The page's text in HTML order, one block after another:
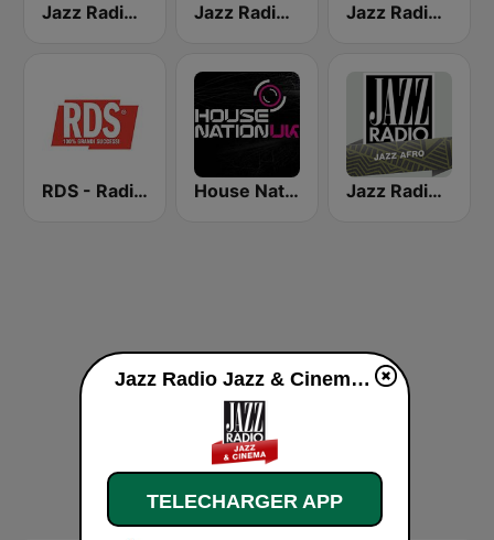
Jazz Radio Jazz Fusion Jazz Radio Blues Jazz Radio Jazzy French
RDS - Radio Dimensione Suono House Nation UK Jazz Radio Afro Jazz
Jazz Radio Jazz & Cinema en ligne
TELECHARGER APP